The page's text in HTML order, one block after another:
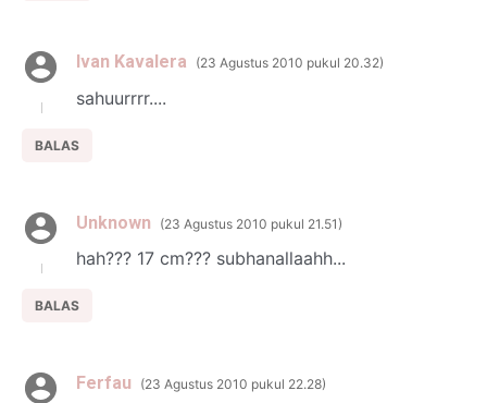
Ivan Kavalera 23 Agustus 2010 pukul 20.32
sahuurrrr....
BALAS
Unknown 23 Agustus 2010 pukul 21.51
hah??? 17 cm??? subhanallaahh...
BALAS
Ferfau 23 Agustus 2010 pukul 22.28